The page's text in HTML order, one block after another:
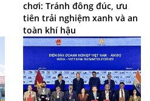
chơi: Tránh đông đúc, ưu
tiên trải nghiệm xanh và an
toàn khí hậu